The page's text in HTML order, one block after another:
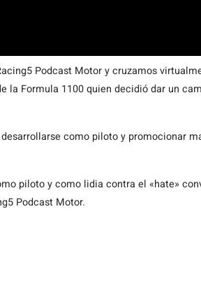
Podcast Motor y cruzamos
la Formula 1100 quien decidió dar un
como piloto y promocionar
piloto y como lidia contra el «hate»
Podcast Motor.